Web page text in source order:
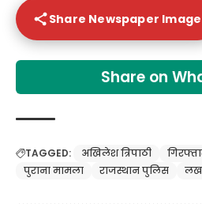
Share Newspaper Image
Share on
TAGGED: अखिलेश त्रिपाठी
पुराना मामला
राजस्थान पुलिस